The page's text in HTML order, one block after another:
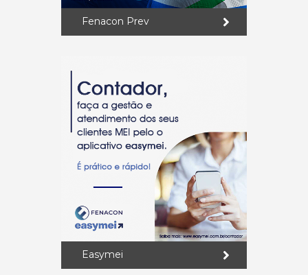
Fenacon Prev
Easymei